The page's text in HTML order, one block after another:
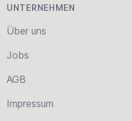
UNTERNEHMEN
Über uns
Jobs
AGB
Impressum